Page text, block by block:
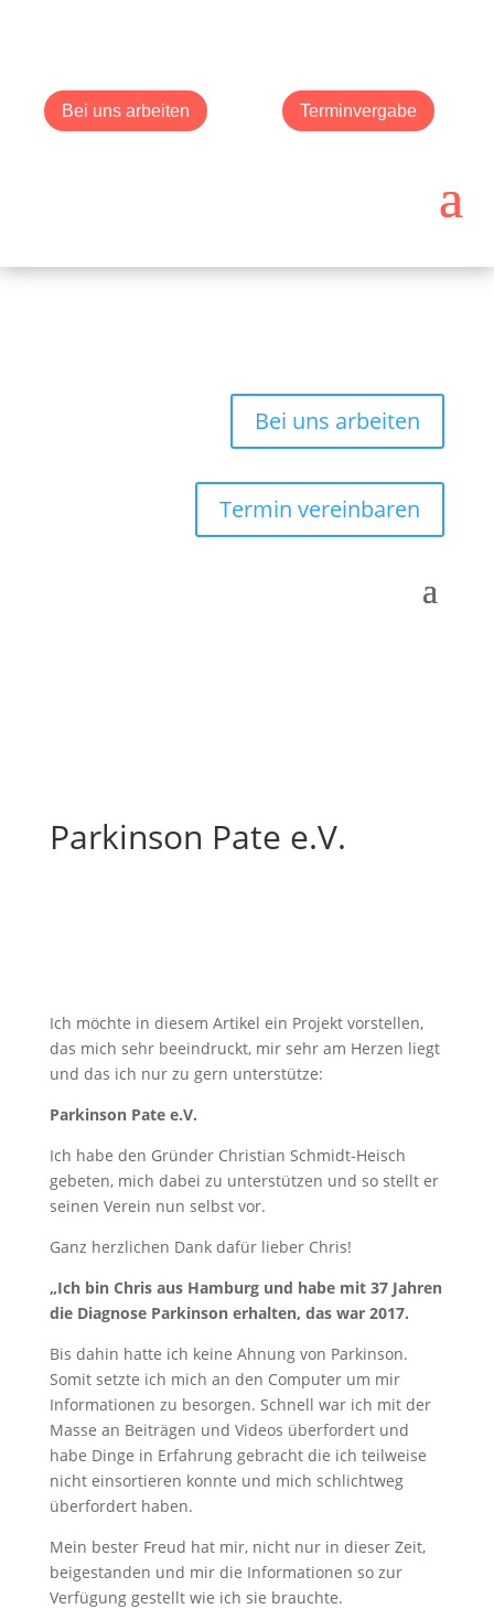
Bei uns arbeiten Terminvergabe
Bei uns arbeiten
Termin vereinbaren
Parkinson Pate e.V.
Ich möchte in diesem Artikel ein Projekt vorstellen,
das mich sehr beeindruckt, mir sehr am Herzen liegt
und das ich nur zu gern unterstütze:
Parkinson Pate e.V.
Ich habe den Gründer Christian Schmidt-Heisch
gebeten, mich dabei zu unterstützen und so stellt er
seinen Verein nun selbst vor.
Ganz herzlichen Dank dafür lieber Chris!
„Ich bin Chris aus Hamburg und habe mit 37 Jahren
die Diagnose Parkinson erhalten, das war 2017.
Bis dahin hatte ich keine Ahnung von Parkinson.
Somit setzte ich mich an den Computer um mir
Informationen zu besorgen. Schnell war ich mit der
Masse an Beiträgen und Videos überfordert und
habe Dinge in Erfahrung gebracht die ich teilweise
nicht einsortieren konnte und mich schlichtweg
überfordert haben.
Mein bester Freud hat mir, nicht nur in dieser Zeit,
beigestanden und mir die Informationen so zur
Verfügung gestellt wie ich sie brauchte.